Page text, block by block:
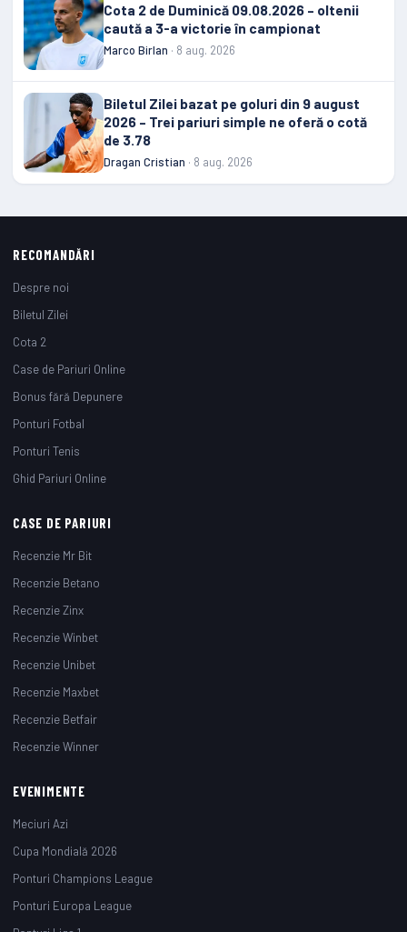
Cota 2 de Duminică 09.08.2026 – oltenii
caută a 3-a victorie în campionat
Marco Birlan · 8 aug. 2026
Biletul Zilei bazat pe goluri din 9 august
2026 – Trei pariuri simple ne oferă o cotă
de 3.78
Dragan Cristian · 8 aug. 2026
RECOMANDĂRI
Despre noi
Biletul Zilei
Cota 2
Case de Pariuri Online
Bonus fără Depunere
Ponturi Fotbal
Ponturi Tenis
Ghid Pariuri Online
CASE DE PARIURI
Recenzie Mr Bit
Recenzie Betano
Recenzie Zinx
Recenzie Winbet
Recenzie Unibet
Recenzie Maxbet
Recenzie Betfair
Recenzie Winner
EVENIMENTE
Meciuri Azi
Cupa Mondială 2026
Ponturi Champions League
Ponturi Europa League